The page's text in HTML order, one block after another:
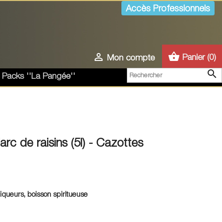
Accès Professionnels
 Mon compte shopping_basket Panier (0)

Packs ''La Pangée''
de raisins (5l) - Cazottes
boisson spiritueuse